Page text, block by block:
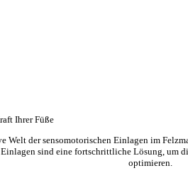
Ihrer Füße
Welt der sensomotorischen Einlagen im
Einlagen sind eine fortschrittliche Lösung,
optimieren.